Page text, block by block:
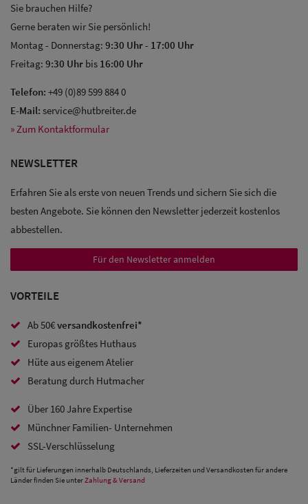
Sale: Caps
Sale:
Baseball
Caps
Sale: Army
Caps
Sale:
Trucker
Caps
Sale: Caps
mit
Ohrenschutz
Sie brauchen Hilfe?
Gerne beraten wir Sie persönlich!
Montag - Donnerstag: 9:30 Uhr- 17:00 Uhr
Freitag: 9:30 Uhr bis 16:00 Uhr
Telefon: +49 (0)89 599 884 0
E-Mail: service@hutbreiter.de
» Zum Kontaktformular
NEWSLETTER
Erfahren Sie als erste von neuen Trends und sichern Sie sich die
besten Angebote. Sie können den Newsletter jederzeit kostenlos
abbestellen.
Für den Newsletter anmelden
VORTEILE
Ab 50€versandkostenfrei*
Europas größtes Huthaus
Hüte aus eigenem Atelier
Beratung durch Hutmacher
Über 160 Jahre Expertise
Münchner Familien- Unternehmen
SSL-Verschlüsselung
*gilt für Lieferungen innerhalb Deutschlands, Lieferzeiten und Versandkosten für andere
Länder finden Sie unterZahlung & Versand